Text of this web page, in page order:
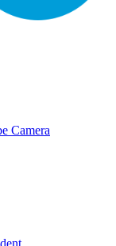
Camera